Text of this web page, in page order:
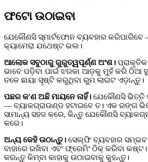
ଫଟୋ ଉଠାଇବା
ଯେକୌଣସି ସ୍ମାର୍ଟଫୋନ ବ୍ୟବହାର
କ୍ୟାମେରା ଯଥେଷ୍ଟ ଭଲ।
ଆଲୋକ ସବୁଠାରୁ ଗୁରୁତ୍ୱପୂର୍ଣ୍ଣ ଅଂଶ।
ଭାବେ ପଡ଼ିବା ପାଇଁ ଝରକା ଆଡ଼କୁ ମୁହଁ କରି ଠିଆ
ତଳେ ଛାୟା ସୃଷ୍ଟି କରୁଥିବା ରୁମ ଲାଇଟ ଏଡ଼ାନ୍ତୁ।
ପଛର କ'ଣ ଅଛି ମାୟନେ ନାହିଁ। ଯେକୌଣସି ଭିତ୍ତି
— ବ୍ୟାକଗ୍ରାଉଣ୍ଡ ହଟାଇବେ ତ। ଏକ ରଙ୍ଗ
ସାମାନ୍ୟ ସହଜ କରେ, କିନ୍ତୁ ଯେକୌଣସି
କରେ।
ଅନ୍ୟ କେହି ଉଠାନ୍ତୁ। ସେଲ୍ଫି ବ୍ୟବହାର ସମ୍ଭବ
ବାହାରେ ରଖିବା ଏବଂ ଫ୍ରେମିଂ ଠିକ୍ କରିବା
କରନ୍ତୁ କିମ୍ବା କାହାକୁ ଉଠାଇବାକୁ କୁହନ୍ତୁ।